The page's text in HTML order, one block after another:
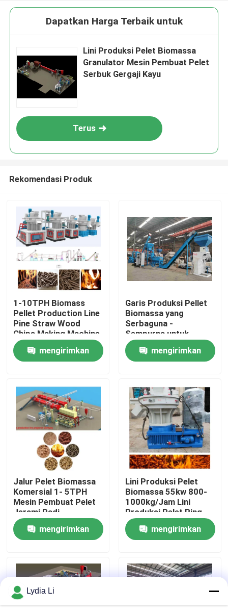
Rumah
Produk
Tentang kita
Wisata pabrik
Kontrol kualitas
Hubungi kami
Mesin Pabrik Pelet
Pabrik Pelet Kayu
Dapatkan Harga Terbaik untuk
Lini Produksi Pelet Biomassa
Granulator Mesin Pembuat Pelet
Serbuk Gergaji Kayu
Terus
Rekomendasi Produk
1-10TPH Biomass
Pellet Production Line
Pine Straw Wood
Chips Making Machine
mengirimkan
Garis Produksi Pellet
Biomassa yang
Serbaguna -
Sempurna untuk
Berbagai Bahan dan
Aplikasi Biomassa
mengirimkan
Jalur Pelet Biomassa
Komersial 1- 5TPH
Mesin Pembuat Pelet
Jerami Padi
mengirimkan
Lini Produksi Pelet
Biomassa 55kw 800-
1000kg/Jam Lini
Produksi Pelet Ring
Die
mengirimkan
Lydia Li